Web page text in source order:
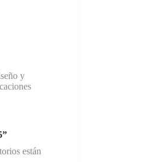
y
están